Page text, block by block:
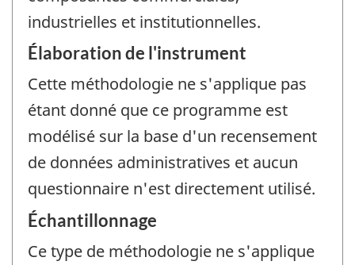
industrielles et institutionnelles.
Élaboration de l'instrument
Cette méthodologie ne s'applique pas
étant donné que ce programme est
modélisé sur la base d'un recensement
de données administratives et aucun
questionnaire n'est directement utilisé.
Échantillonnage
Ce type de méthodologie ne s'applique